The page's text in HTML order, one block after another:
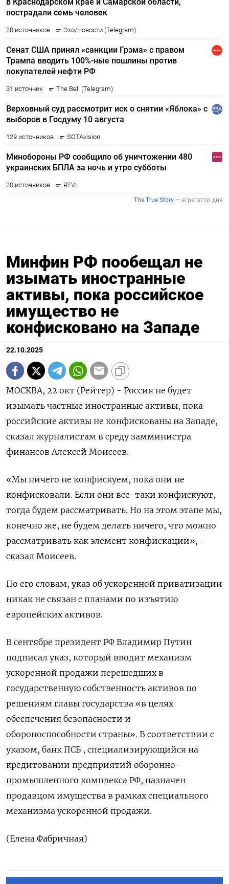
Минфин РФ пообещал не
изымать иностранные
активы, пока российское
имущество не
конфисковано на Западе
22.10.2025
МОСКВА, 22 окт (Рейтер) - Россия не будет
изымать частные иностранные активы, пока
российские активы не конфискованы на Западе,
сказал журналистам в среду замминистра
финансов Алексей Моисеев.
«Мы ничего не конфискуем, пока они не
конфисковали. Если они все-таки конфискуют,
тогда будем рассматривать. Но на этом этапе мы,
конечно же, не будем делать ничего, что можно
рассматривать как элемент конфискации», -
сказал Моисеев.
По его словам, указ об ускоренной приватизации
никак не связан с планами по изъятию
европейских активов.
В сентябре президент РФ Владимир Путин
подписал указ, который вводит механизм
ускоренной продажи перешедших в
государственную собственность активов по
решениям главы государства «в целях
обеспечения безопасности и
обороноспособности страны». В соответствии с
указом, банк ПСБ , специализирующийся на
кредитовании предприятий оборонно-
промышленного комплекса РФ, назначен
продавцом имущества в рамках специального
механизма ускоренной продажи.
(Елена Фабричная)